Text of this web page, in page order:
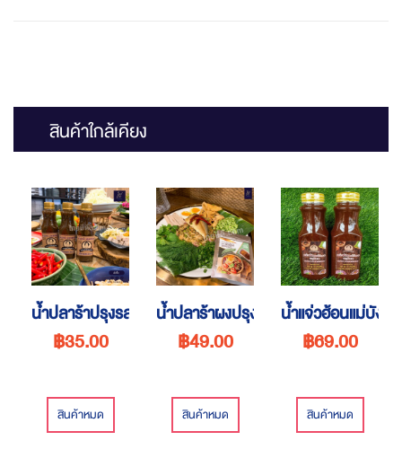
สินค้าใกล้เคียง
น้ำปลาร้าปรุงรสต้มสุกแม่บังอร
฿35.00
สินค้าหมด
น้ำปลาร้าผงปรุงรสตรานัวนัวร์
฿49.00
สินค้าหมด
น้ำแจ่วฮ้อนแม่บังอ
฿69.00
สินค้าหมด